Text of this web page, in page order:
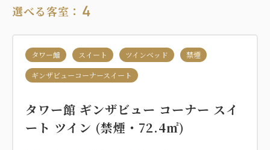
選べる客室： 4
タワー館 スイート ツインベッド
禁煙
ギンザビューコーナースイート
タワー館 ギンザビュー コーナー スイ
ート ツイン (禁煙・72.4㎡)